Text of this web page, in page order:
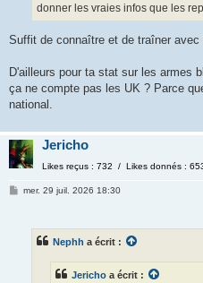
donner les vraies infos que les
Suffit de connaître et de traîner avec
D'ailleurs pour ta stat sur les armes
ça ne compte pas les UK ? Parce
national.
Jericho
Likes reçus : 732 / Likes donnés :
mer. 29 juil. 2026 18:30
Nephh a écrit :
Jericho a écrit :